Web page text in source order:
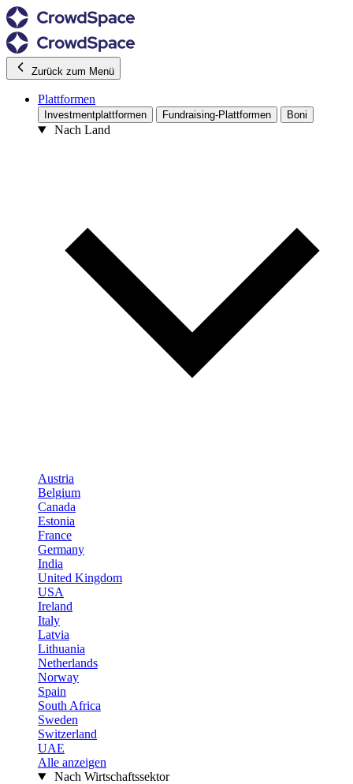
Zurück zum Menü
Plattformen
Investmentplattformen Fundraising-Plattformen Boni
Nach Land
Austria
Belgium
Canada
Estonia
France
Germany
India
United Kingdom
USA
Ireland
Italy
Latvia
Lithuania
Netherlands
Norway
Spain
South Africa
Sweden
Switzerland
UAE
Alle anzeigen
Nach Wirtschaftssektor